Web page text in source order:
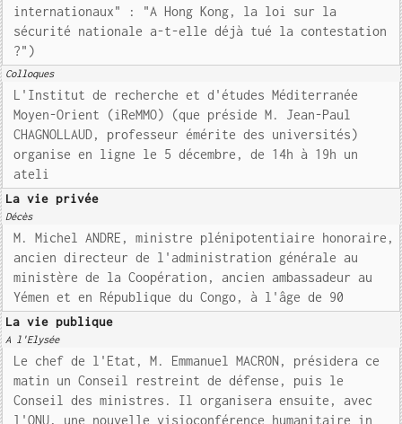
internationaux" : "A Hong Kong, la loi sur la
sécurité nationale a-t-elle déjà tué la contestation
?")
Colloques
L'Institut de recherche et d'études Méditerranée
Moyen-Orient (iReMMO) (que préside M. Jean-Paul
CHAGNOLLAUD, professeur émérite des universités)
organise en ligne le 5 décembre, de 14h à 19h un
ateli
La vie privée
Décès
M. Michel ANDRE, ministre plénipotentiaire honoraire,
ancien directeur de l'administration générale au
ministère de la Coopération, ancien ambassadeur au
Yémen et en République du Congo, à l'âge de 90
La vie publique
A l'Elysée
Le chef de l'Etat, M. Emmanuel MACRON, présidera ce
matin un Conseil restreint de défense, puis le
Conseil des ministres. Il organisera ensuite, avec
l'ONU, une nouvelle visioconférence humanitaire in